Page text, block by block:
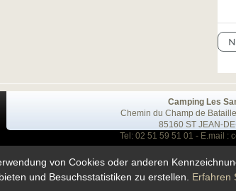
Camping Les
Chemin du Champ de
85160 ST JEAN-
Tel: 02 51 59 51 01 - E.mail :
von Cookies oder anderen
und Besuchsstatistiken zu erstellen. Erfahren